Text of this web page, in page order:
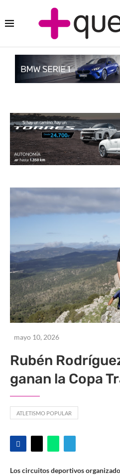
mayo 10, 2026
Rubén
ganan la Copa
ATLETISMO POPULAR
Los circuitos deportivos